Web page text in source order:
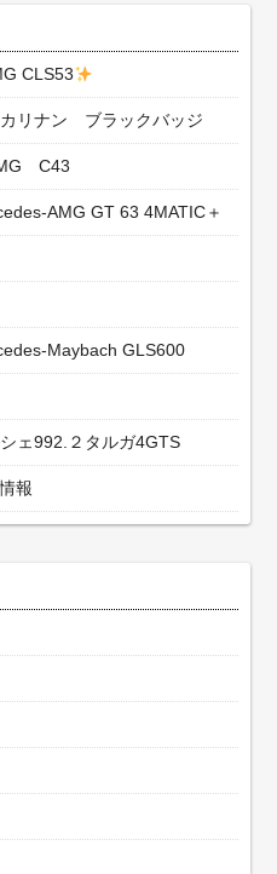
CLS53
リナン ブラックバッジ
C43
AMG GT 63 4MATIC＋
Maybach GLS600
ェ992.２タルガ4GTS
報